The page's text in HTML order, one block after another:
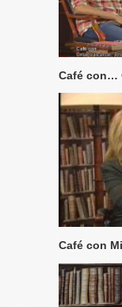
Café con…
Café con